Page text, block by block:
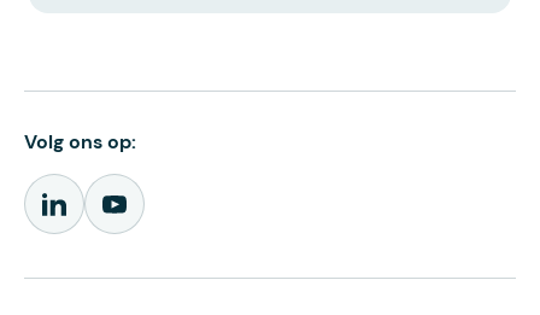
Volg ons op: